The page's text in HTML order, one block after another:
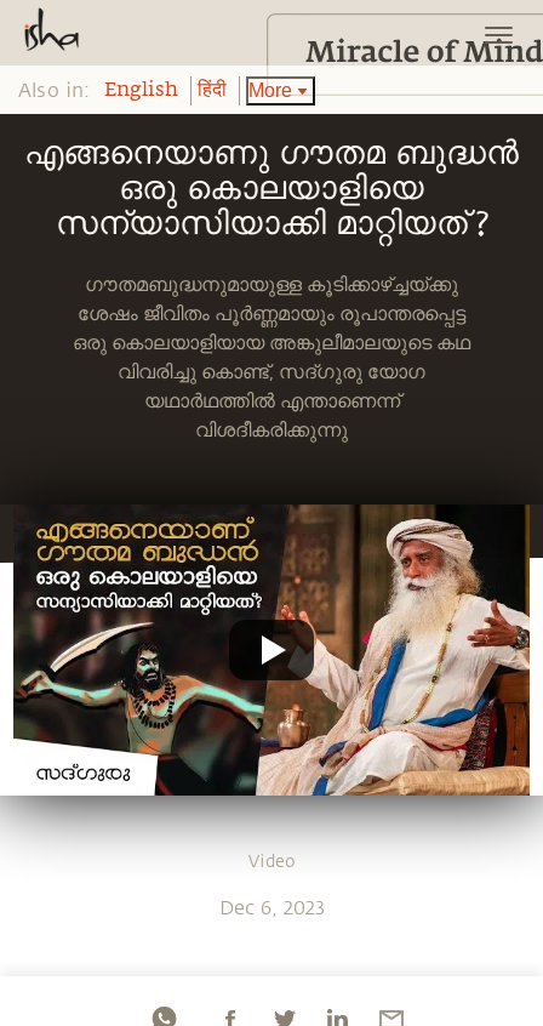
എങ്ങനെയാണു ഗൗതമ ബുദ്ധൻ
ഒരു കൊലയാളിയെ
സന്യാസിയാക്കി മാറ്റിയത് ?
ഗൗതമബുദ്ധനുമായുള്ള കൂടിക്കാഴ്ച്ചയ്ക്കു
ശേഷം ജീവിതം പൂർണ്ണമായും രൂപാന്തരപ്പെട്ട
ഒരു കൊലയാളിയായ അങ്കുലീമാലയുടെ കഥ
വിവരിച്ചു കൊണ്ട്, സദ്ഗുരു യോഗ
യഥാർഥത്തിൽ എന്താണെന്ന്
വിശദീകരിക്കുന്നു
Video
Dec 6, 2023
Also in: English हिंदी More